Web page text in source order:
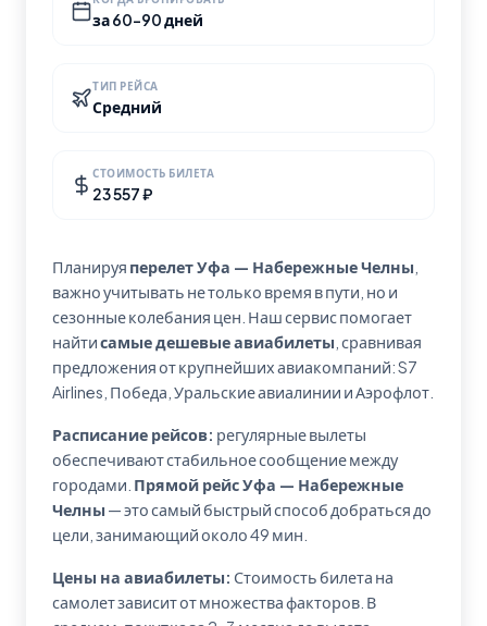
за 60-90 дней
ТИП РЕЙСА
Средний
СТОИМОСТЬ БИЛЕТА
23 557 ₽
Планируя перелет Уфа — Набережные Челны
важно учитывать не только время в пути, но и
сезонные колебания цен. Наш сервис помогает
найтисамые дешевые авиабилеты , сравнивая
предложения от крупнейших авиакомпаний: S7
Airlines, Победа, Уральские авиалинии и Аэрофлот.
Расписание рейсов: регулярные вылеты
обеспечивают стабильное сообщение между
городами. Прямой рейс Уфа — Набережные
Челны — это самый быстрый способ добраться до
цели, занимающий около 49 мин.
Цены на авиабилеты: Стоимость билета на
самолет зависит от множества факторов. В